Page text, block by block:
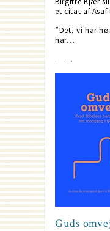
et citat af Asaf
”Det, vi har
har…
Guds